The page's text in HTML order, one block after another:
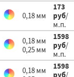
0,18 мм
173
руб/
м.п.
0,18 мм
0,25 мм
1598
руб/
м.п.
0,18 мм
1598
руб/